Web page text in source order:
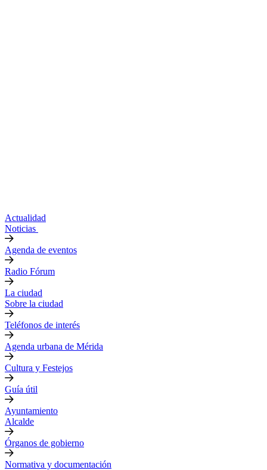
Actualidad
Noticias
Agenda de eventos
Radio Fórum
La ciudad
Sobre la ciudad
Teléfonos de interés
Agenda urbana de Mérida
Cultura y Festejos
Guía útil
Ayuntamiento
Alcalde
Órganos de gobierno
Normativa y documentación